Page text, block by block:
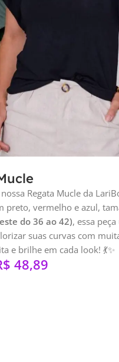
para ampliar
Regata Mucle da
preto, vermelho e azul,
do 36 ao 42), essa
suas curvas com
e brilhe em cada look! 💃✨
48,89